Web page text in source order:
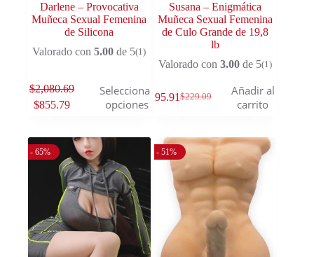
Darlene – Provocativa
Muñeca Sexual Femenina
de Silicona
Valorado con5.00 de 5(1)
$2,080.69
$855.79
Seleccionar
opciones
Susana – Enigmática
Muñeca Sexual Femenina
de Culo Grande de 19,8
lb
Valorado con 3.00de 5(1)
$229.09
$195.91
Añadir al
carrito
- 65% - 51%